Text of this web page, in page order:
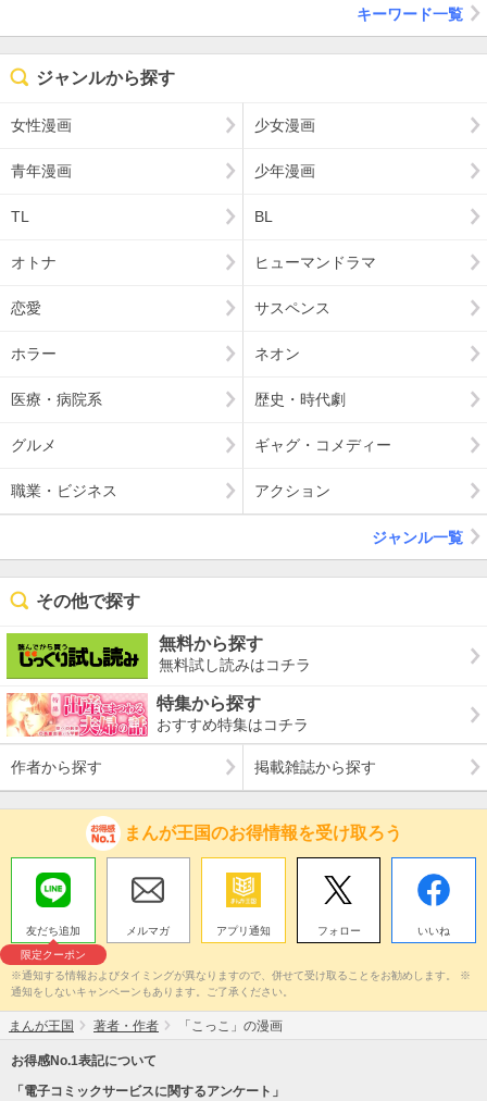
キーワード一覧
ジャンルから探す
女性漫画 少女漫画
青年漫画 少年漫画
TL BL
オトナ ヒューマンドラマ
恋愛 サスペンス
ホラー ネオン
医療・病院系 歴史・時代劇
グルメ ギャグ・コメディー
職業・ビジネス アクション
ジャンル一覧
その他で探す
無料から探す
無料試し読みはコチラ
特集から探す
おすすめ特集はコチラ
作者から探す 掲載雑誌から探す
まんが王国のお得情報を受け取ろう
友だち追加
限定クーポン
メルマガ アプリ通知 フォロー いいね
※通知する情報およびタイミングが異なりますので、併せて受け取ることをお勧めします。 ※
通知をしないキャンペーンもあります。ご了承ください。
まんが王国 著者・作者 「こっこ」の漫画
お得感No.1表記について
「電子コミックサービスに関するアンケート」